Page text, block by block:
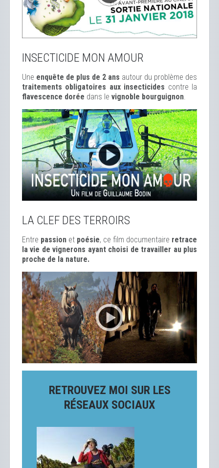
INSECTICIDE MON AMOUR
Une enquête de plus de 2 ans autour du problème des
traitements obligatoires aux insecticides contre la
flavescence dorée dans le vignoble bourguignon
LA CLEF DES TERROIRS
Entre passion et poésie, ce film documentaire retrace
la vie de vignerons ayant choisi de travailler au plus
proche de la nature.
RETROUVEZ MOI SUR LES
RÉSEAUX SOCIAUX